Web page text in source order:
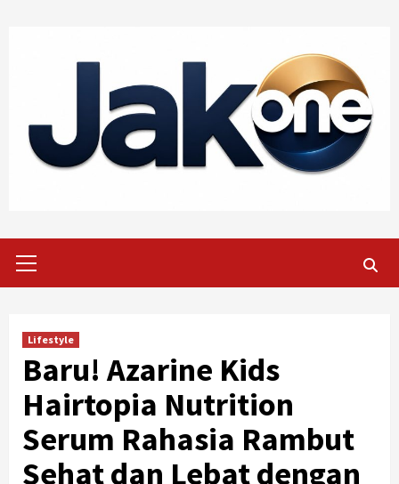
Menu
Lifestyle
Baru! Azarine Kids
Hairtopia Nutrition
Serum Rahasia Rambut
Sehat dan Lebat dengan